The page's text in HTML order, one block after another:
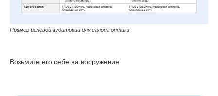
Пример целевой аудитории для салона оптики
Возьмите его себе на вооружение.